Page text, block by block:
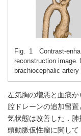
Fig. 1 Contrast-
reconstruction image.
brachiocephalic
左気胸の増悪と血痰
腔ドレーンの追加留
気状態は改善した．
頭動脈仮性瘤に関し